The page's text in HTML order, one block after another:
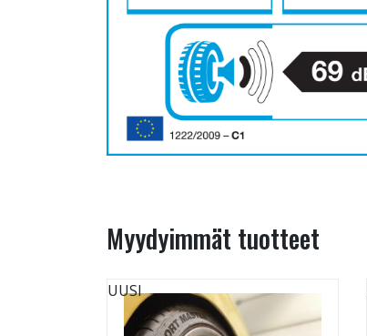
Myydyimmät tuotteet
UUSI